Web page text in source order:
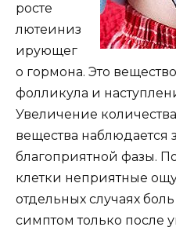
росте
лютеиниз
ирующег
о гормона. Это
фолликула и
Увеличение
вещества наблюдается
благоприятной фазы.
клетки неприятные
отдельных случаях
симптом только после